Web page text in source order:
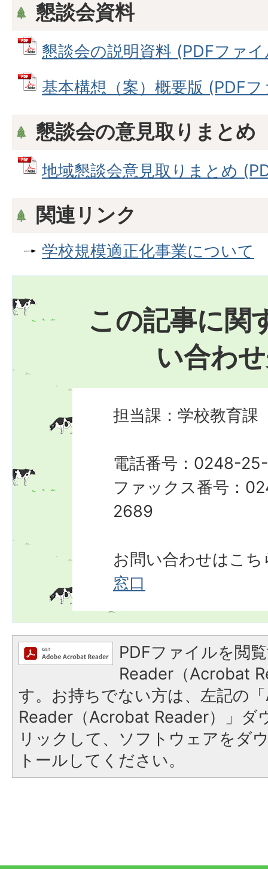
懇談会資料
懇談会の説明資料 (PDFファ
基本構想（案）概要版 (PDF
懇談会の意見取りまとめ
地域懇談会意見取りまとめ
関連リンク
学校規模適正化事業について
この記事に関
い合わ
担当課：学校教育課
電話番号：0248-
ファックス番号：
2689
お問い合わせはこち
窓口
PDFファイルを閲
Reader（Acrobat
す。お持ちでない方は、左記の
Reader（Acrobat Reader）」ダ
リックして、ソフトウェアをダ
トールしてください。